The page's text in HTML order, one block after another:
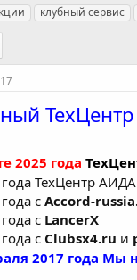
клубный сервис
ТехЦентр
2025 года
ТехЦентр
сAccord-
с LancerX
с Clubsx4.ru и
2017 года Мы